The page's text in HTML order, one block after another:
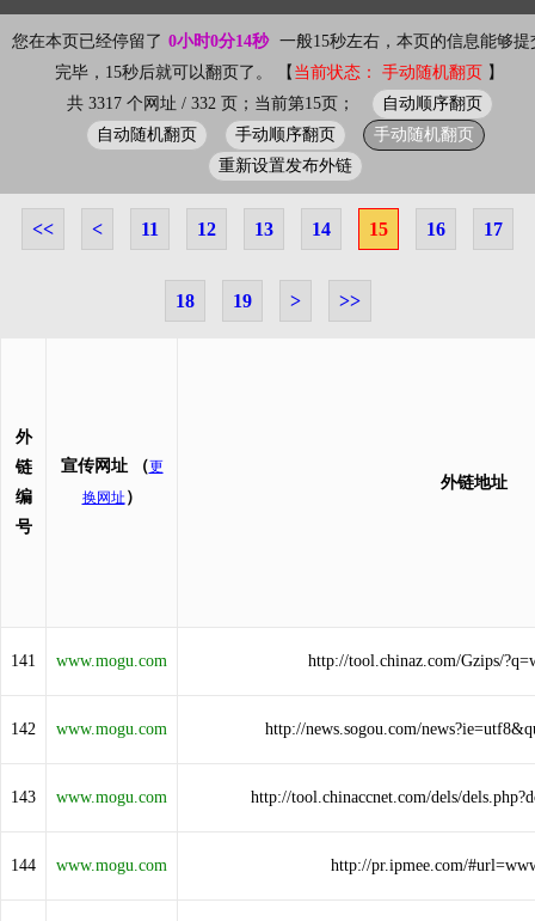
您在本页已经停留了 0小时0分14秒 一般15秒左右，本页的信息能够提
完毕，15秒后就可以翻页了。 【 当前状态： 手动随机翻页 】
共 3317 个网址 / 332 页；当前第15页；
自动顺序翻页
自动随机翻页
手动顺序翻页
手动随机翻页
重新设置发布外链
<< < 11 12 13 14 15 16 17
18 19 > >>
外
链
编
号
宣传网址 （更
换网址 ）
外链地址
141 www.mogu.com http://tool.chinaz.com/Gzips/
142 www.mogu.com http://news.sogou.com/
143 www.mogu.com http://tool.chinaccnet.com/dels/
144 www.mogu.com http://pr.ipmee.com/